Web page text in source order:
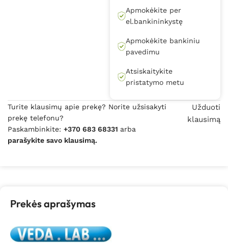
Apmokėkite per
el.bankininkystę
Apmokėkite bankiniu
pavedimu
Atsiskaitykite
pristatymo metu
Turite klausimų apie prekę? Norite užsisakyti
prekę telefonu?
Paskambinkite: +370 683 68331 arba
parašykite savo klausimą.
Užduoti
klausimą
Prekės aprašymas